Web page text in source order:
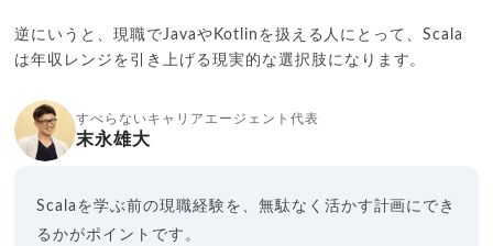
逆にいうと、現職でJavaやKotlinを扱える人にとって、Scala
は年収レンジを引き上げる現実的な選択肢になります。
すべらないキャリアエージェント代表
末永雄大
Scalaを学ぶ前の現職経験を、無駄なく活かす計画にでき
るかがポイントです。